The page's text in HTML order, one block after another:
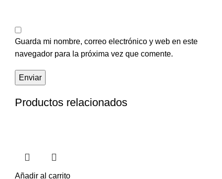
Guarda mi nombre, correo electrónico y web en este
navegador para la próxima vez que comente.
Productos relacionados
Añadir al carrito